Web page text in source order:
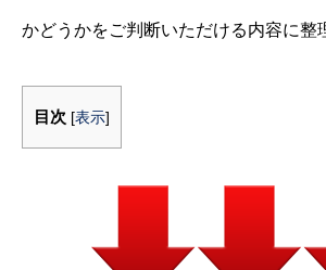
かどうかをご判断いただける内容に整
目次 [表示]